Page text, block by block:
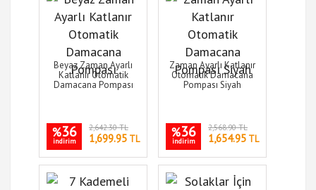
Beyaz Zaman Ayarlı
Katlanır Otomatik
Damacana Pompası
%36
indirim
2,642.30 TL
1,699.95 TL
Zaman Ayarlı Katlanır
Otomatik Damacana
Pompası Siyah
%36
indirim
2,568.90 TL
1,654.95 TL